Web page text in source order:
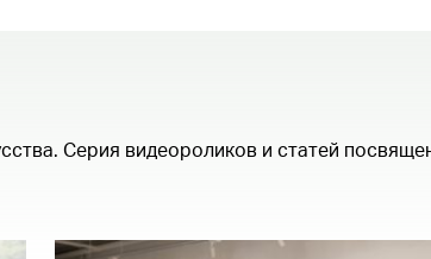
Серия видеороликов и статей